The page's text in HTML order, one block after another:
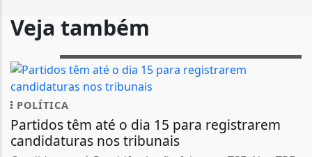
Veja também
POLÍTICA
Partidos têm até o dia 15 para registrarem
candidaturas nos tribunais